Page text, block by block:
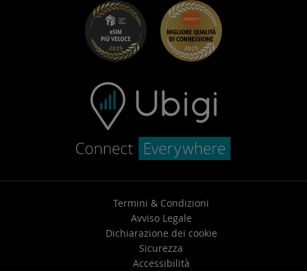
Risoluzione dei problemi
Centro assistenza
Contatta l’assistenza
Termini & Condizioni
Avviso Legale
Dichiarazione dei cookie
Sicurezza
Accessibilità